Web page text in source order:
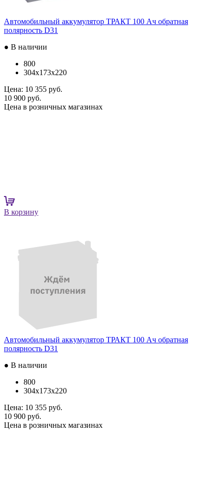
Автомобильный аккумулятор ТРАКТ 100 Ач обратная
полярность D31
● В наличии
800
304x173x220
Цена: 10 355 руб.
10 900 руб.
Цена в розничных магазинах
В корзину
Автомобильный аккумулятор ТРАКТ 100 Ач обратная
полярность D31
● В наличии
800
304x173x220
Цена: 10 355 руб.
10 900 руб.
Цена в розничных магазинах